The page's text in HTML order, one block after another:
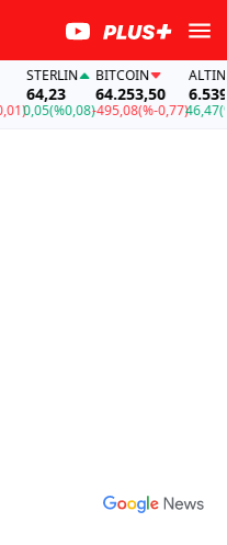
64,23
(%0,08)
BITCOIN
64.253,50
-495,08(%-0,77)
ALTIN
6.539,05
46,47